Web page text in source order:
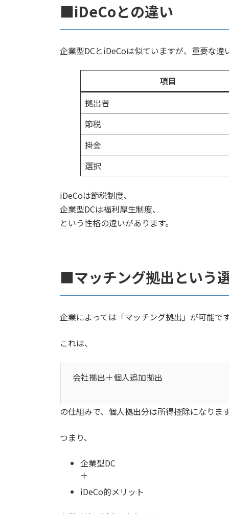
■iDeCoとの違い
企業型DCとiDeCoは似ていますが、重要な違
項目
拠出者
節税
掛金
選択
iDeCoは節税制度、
企業型DCは福利厚生制度、
という性格の違いがあります。
■マッチング拠出という
企業によっては「マッチング拠出」が可能です
これは、
会社拠出＋個人追加拠出
の仕組みで、個人拠出分は所得控除になります
つまり、
企業型DC
＋
iDeCo的メリット